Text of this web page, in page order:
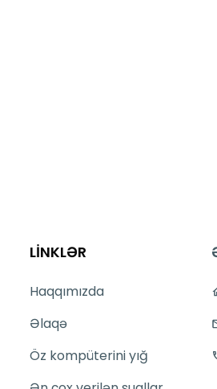
LİNKLƏR
Haqqımızda
Əlaqə
Öz kompüterini yığ